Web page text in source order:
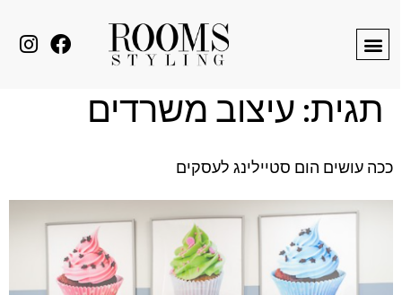
תגית:עיצוב משרדים
ככה עושים הום סטיילינג לעסקים